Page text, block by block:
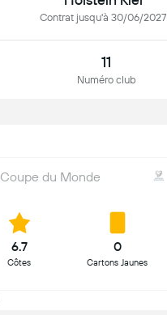
Contrat jusqu'à 30/06/2027
11
Numéro club
Coupe du Monde
6.7
Côtes
0
Cartons Jaunes